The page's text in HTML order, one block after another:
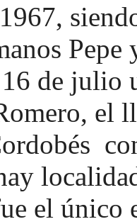
de julio
el
el único